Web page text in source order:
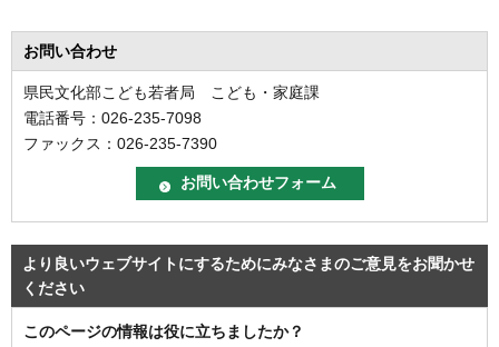
お問い合わせ
県民文化部こども若者局 こども・家庭課
電話番号：026-235-7098
ファックス：026-235-7390
より良いウェブサイトにするためにみなさまのご意見をお聞かせ
ください
このページの情報は役に立ちましたか？